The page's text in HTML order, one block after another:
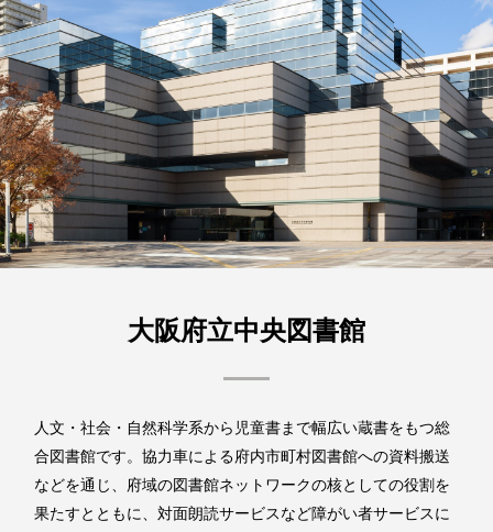
大阪府立中央図書館
人文・社会・自然科学系から児童書まで幅広い蔵書をもつ総
合図書館です。協力車による府内市町村図書館への資料搬送
などを通じ、府域の図書館ネットワークの核としての役割を
果たすとともに、対面朗読サービスなど障がい者サービスに